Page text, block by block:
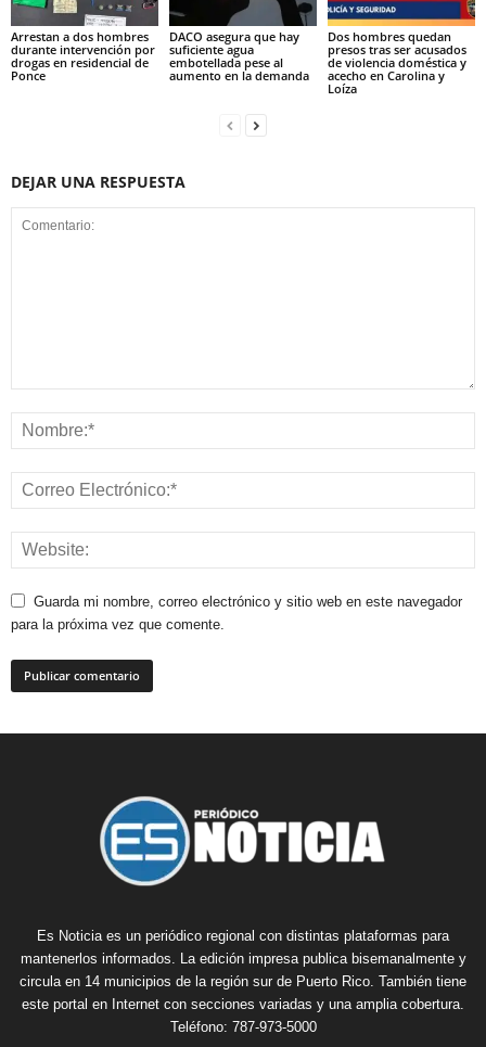
Arrestan a dos hombres
durante intervención por
drogas en residencial de
Ponce
DACO asegura que hay
suficiente agua
embotellada pese al
aumento en la demanda
Dos hombres quedan
presos tras ser acusados
de violencia doméstica y
acecho en Carolina y
Loíza
DEJAR UNA RESPUESTA
Guarda mi nombre, correo electrónico y sitio web en este navegador
para la próxima vez que comente.
Es Noticia es un periódico regional con distintas plataformas para
mantenerlos informados. La edición impresa publica bisemanalmente y
circula en 14 municipios de la región sur de Puerto Rico. También tiene
este portal en Internet con secciones variadas y una amplia cobertura.
Teléfono: 787-973-5000